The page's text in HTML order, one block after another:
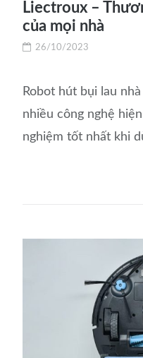
Liectroux –
của mọi nhà
26/10/2023
Robot hút bụi lau
nhiều công nghệ
nghiệm tốt nhất khi